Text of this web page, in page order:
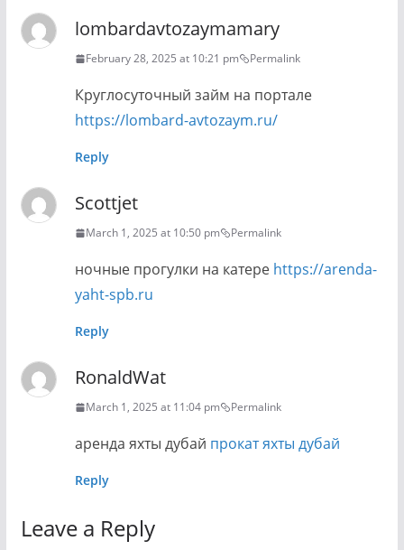
lombardavtozaymamary
February 28, 2025 at 10:21 pm Permalink
Круглосуточный займ на портале
https://lombard-avtozaym.ru/
Reply
Scottjet
March 1, 2025 at 10:50 pm Permalink
ночные прогулки на катере https://arenda-
yaht-spb.ru
Reply
RonaldWat
March 1, 2025 at 11:04 pm Permalink
аренда яхты дубай прокат яхты дубай
Reply
Leave a Reply